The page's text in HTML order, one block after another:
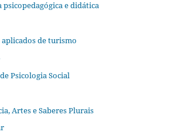
psicopedagógica e didática
aplicados de turismo
Psicologia Social
Artes e Saberes Plurais